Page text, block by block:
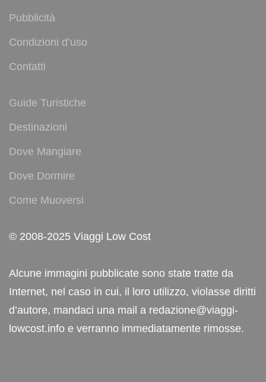
Pubblicità
Condizioni d’uso
Contatti
Guide Turistiche
Destinazioni
Dove Mangiare
Dove Dormire
Come Muoversi
© 2008-2025 Viaggi Low Cost
Alcune immagini pubblicate sono state tratte da
Internet, nel caso in cui, il loro utilizzo, violasse diritti
d’autore, mandaci una mail a redazione@viaggi-
lowcost.info e verranno immediatamente rimosse.